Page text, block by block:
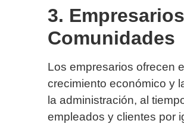
3.
Comunidades
Los empresarios ofrecen
crecimiento económico y
la administración, al
empleados y clientes por